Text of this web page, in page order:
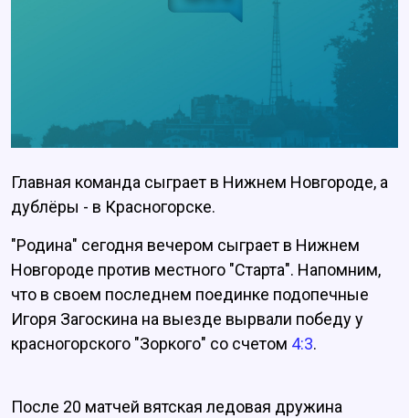
Главная команда сыграет в Нижнем Новгороде, а
дублёры - в Красногорске.
"Родина" сегодня вечером сыграет в Нижнем
Новгороде против местного "Старта". Напомним,
что в своем последнем поединке подопечные
Игоря Загоскина на выезде вырвали победу у
красногорского "Зоркого" со счетом 4:3.
После 20 матчей вятская ледовая дружина